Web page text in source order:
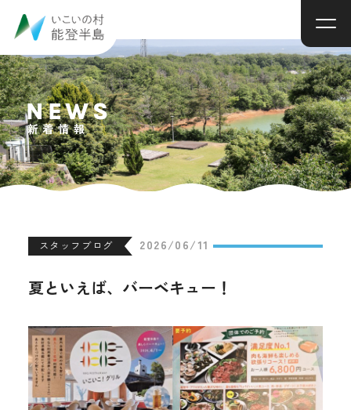
NEWS
新着情報
スタッフブログ 2026/06/11
夏といえば、バーベキュー！